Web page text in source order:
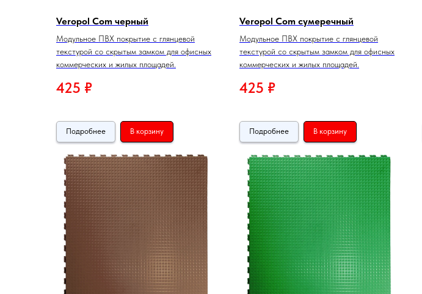
Veropol Com черный
Модульное ПВХ покрытие с глянцевой
текстурой со скрытым замком для офисных
коммерческих и жилых площадей.
425 ₽
Подробнее В корзину
Veropol Com сумеречный
Модульное ПВХ покрытие с глянцевой
текстурой со скрытым замком для офисных
коммерческих и жилых площадей.
425 ₽
Подробнее В корзину